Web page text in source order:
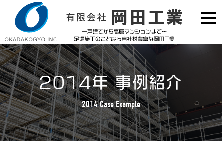
2014年 事例紹介
2014 Case Example